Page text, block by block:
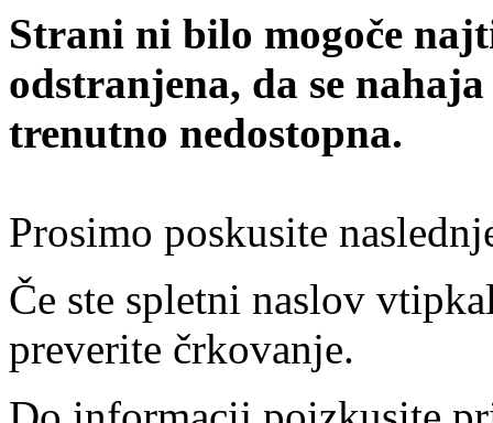
Strani ni bilo mogoče
odstranjena, da se
trenutno nedostopna.
Prosimo poskusite
Če ste spletni naslov
preverite črkovanje.